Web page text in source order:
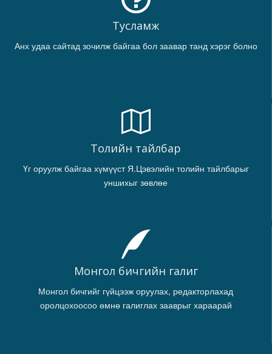
Тусламж
Анх удаа сайтад зочилж байгаа бол заавар танд хэрэг болно
Толийн тайлбар
Үг оруулж байгаа хүмүүст Я.Цэвэлийн толийн тайлбарыг
уншихыг зөвлөе
Монгол бичгийн галиг
Монгол бичгийг гүйцээж оруулах, редакторлахад
оролцохоосоо өмнө галиглах зааврыг хараарай